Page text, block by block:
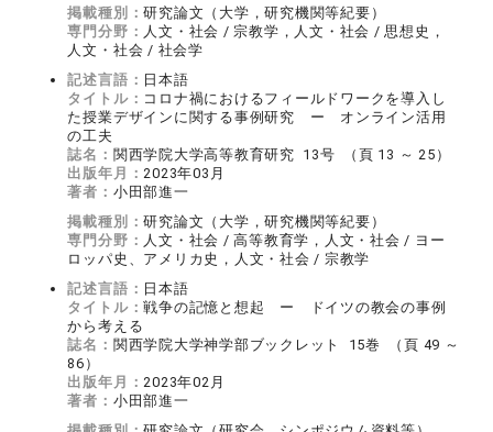
掲載種別：研究論文（大学，研究機関等紀要）
専門分野： 人文・社会 / 宗教学，人文・社会 / 思想史，
人文・社会 / 社会学
記述言語： 日本語
タイトル： コロナ禍におけるフィールドワークを導入し
た授業デザインに関する事例研究 ー オンライン活用
の工夫
誌名： 関西学院大学高等教育研究 13号 （頁 13 ～ 25）
出版年月：2023年03月
著者： 小田部進一
掲載種別：研究論文（大学，研究機関等紀要）
専門分野： 人文・社会 / 高等教育学，人文・社会 / ヨー
ロッパ史、アメリカ史，人文・社会 / 宗教学
記述言語： 日本語
タイトル：戦争の記憶と想起 ー ドイツの教会の事例
から考える
誌名： 関西学院大学神学部ブックレット 15巻 （頁 49 ～
86）
出版年月：2023年02月
著者： 小田部進一